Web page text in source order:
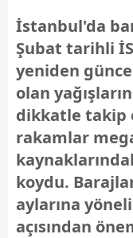
İstanbul'da
Şubat tarihli
yeniden
olan
dikkatle takip
rakamlar
koydu.
aylarına
açısından